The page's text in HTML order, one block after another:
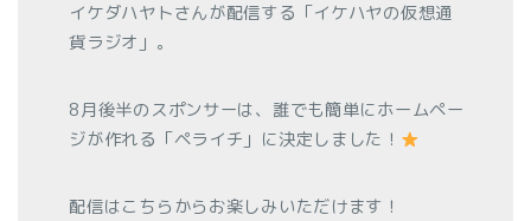
イケダハヤトさんが配信する「イケハヤの仮想通
貨ラジオ」。
8月後半のスポンサーは、誰でも簡単にホームペー
ジが作れる「ペライチ」に決定しました！
配信はこちらからお楽しみいただけます！